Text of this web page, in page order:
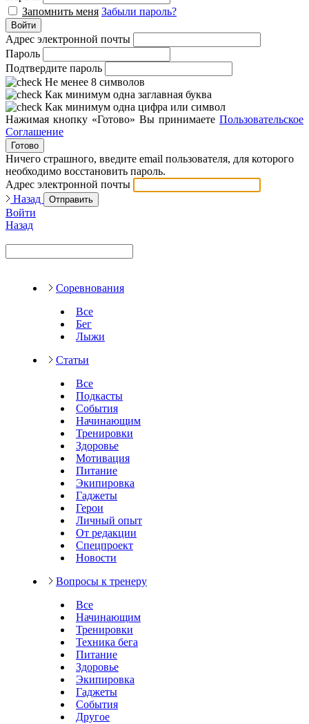
Запомнить меня Забыли пароль?
Войти
Адрес электронной почты
Пароль
Подтвердите пароль
Не менее 8 символов
Как минимум одна заглавная буква
Как минимум одна цифра или символ
Нажимая кнопку «Готово» Вы принимаете Пользовательское
Соглашение
Готово
Ничего страшного, введите email пользователя, для которого
необходимо восстановить пароль.
Адрес электронной почты
Назад
Отправить
Войти
Назад
Соревнования
Все
Бег
Лыжи
Статьи
Все
Подкасты
События
Начинающим
Тренировки
Здоровье
Мотивация
Питание
Экипировка
Гаджеты
Герои
Личный опыт
От редакции
Спецпроект
Новости
Вопросы к тренеру
Все
Начинающим
Тренировки
Техника бега
Питание
Здоровье
Экипировка
Гаджеты
События
Другое